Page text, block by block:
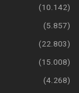
(10.142)
(5.857)
(22.803)
(15.008)
(4.268)